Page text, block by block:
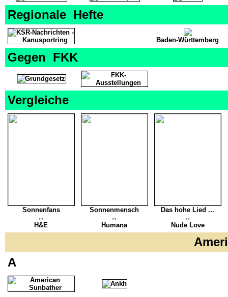
Regionale Hefte
Baden-Württemberg
Gegen FKK
Vergleiche
Sonnenfans
↔
H&E
Sonnenmensch
↔
Humana
Das hohe Lied ...
↔
Nude Love
A